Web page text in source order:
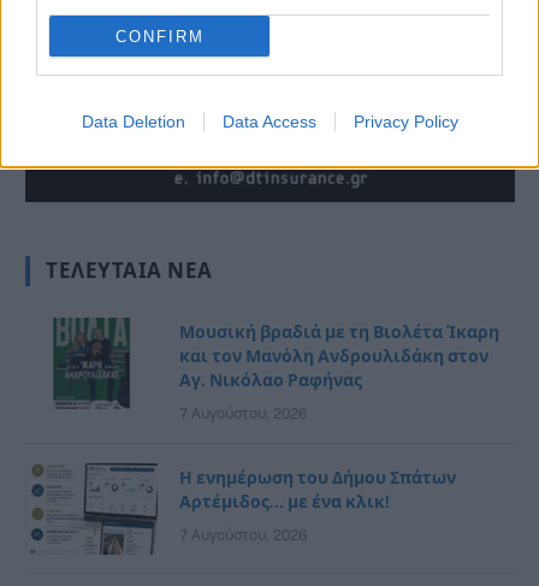
CONFIRM
Data Deletion Data Access Privacy Policy
ΤΕΛΕΥΤΑΊΑ ΝΈΑ
Μουσική βραδιά με τη Βιολέτα Ίκαρη
και τον Μανόλη Ανδρουλιδάκη στον
Αγ. Νικόλαο Ραφήνας
7 Αυγούστου, 2026
Η ενημέρωση του Δήμου Σπάτων
Αρτέμιδος… με ένα κλικ!
7 Αυγούστου, 2026